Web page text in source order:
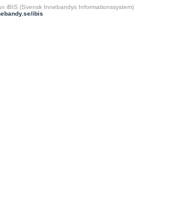
iBIS (Svensk Innebandys Informationssystem)
ibis